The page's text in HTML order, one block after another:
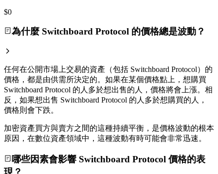
$0
為什麼 Switchboard Protocol 的價格總是波動？
任何在公開市場上交易的資產（包括 Switchboard Protocol）的
價格，都是由供需所決定的。如果在某個價格點上，想購買
Switchboard Protocol 的人多於想出售的人，價格將會上漲。相
反，如果想出售 Switchboard Protocol 的人多於想購買的人，
價格則會下跌。
加密資產買方與賣方之間的這種持續平衡，是價格波動的根本
原因，在數位資產領域中，這種波動有時可能會非常迅速。
哪些因素會影響 Switchboard Protocol 價格的表
現？